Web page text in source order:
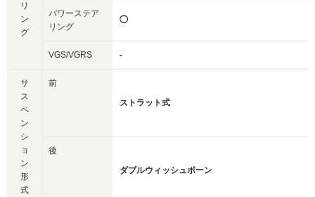
リ
ン
グ
パワーステア
リング
◯
VGS/VGRS -
サ
ス
ペ
ン
シ
ョ
ン
形
式
前
ストラット式
後
ダブルウィッシュボーン